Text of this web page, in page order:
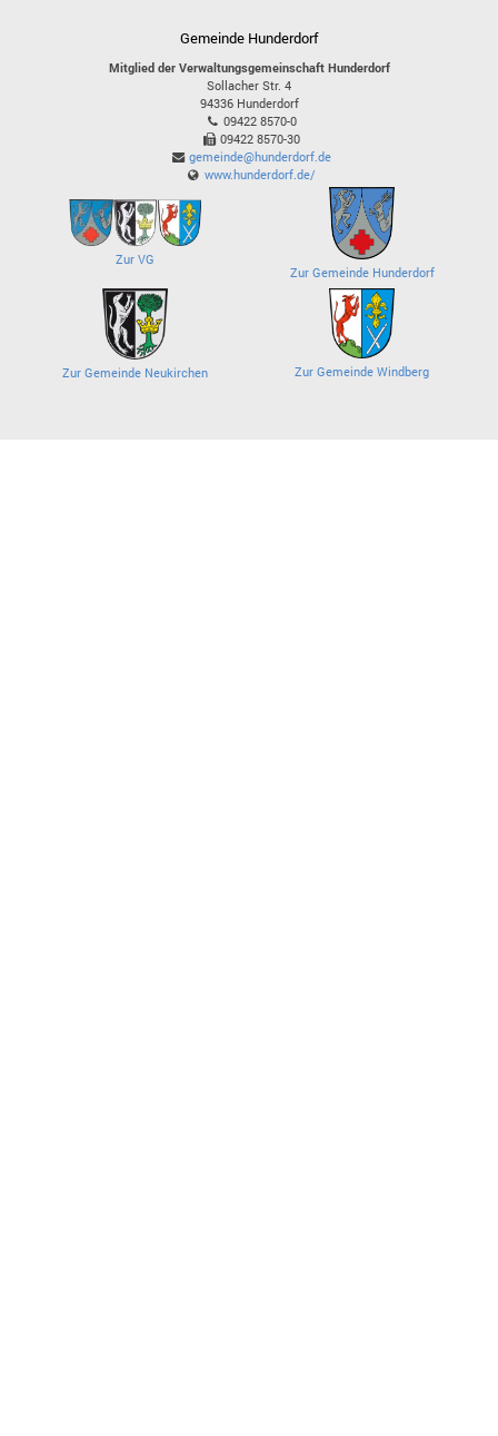
Gemeinde Hunderdorf
Mitglied der Verwaltungsgemeinschaft Hunderdorf
Sollacher Str. 4
94336 Hunderdorf
09422 8570-0
09422 8570-30
gemeinde@hunderdorf.de
www.hunderdorf.de/
Zur VG
Zur Gemeinde Hunderdorf
Zur Gemeinde Neukirchen Zur Gemeinde Windberg